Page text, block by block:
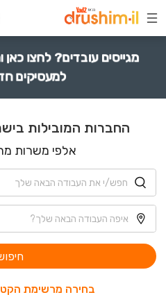
מגייסים עובדים? לחצו
למעסיקים
החברות המובילות
אלפי משרות
בחירה מרשימת